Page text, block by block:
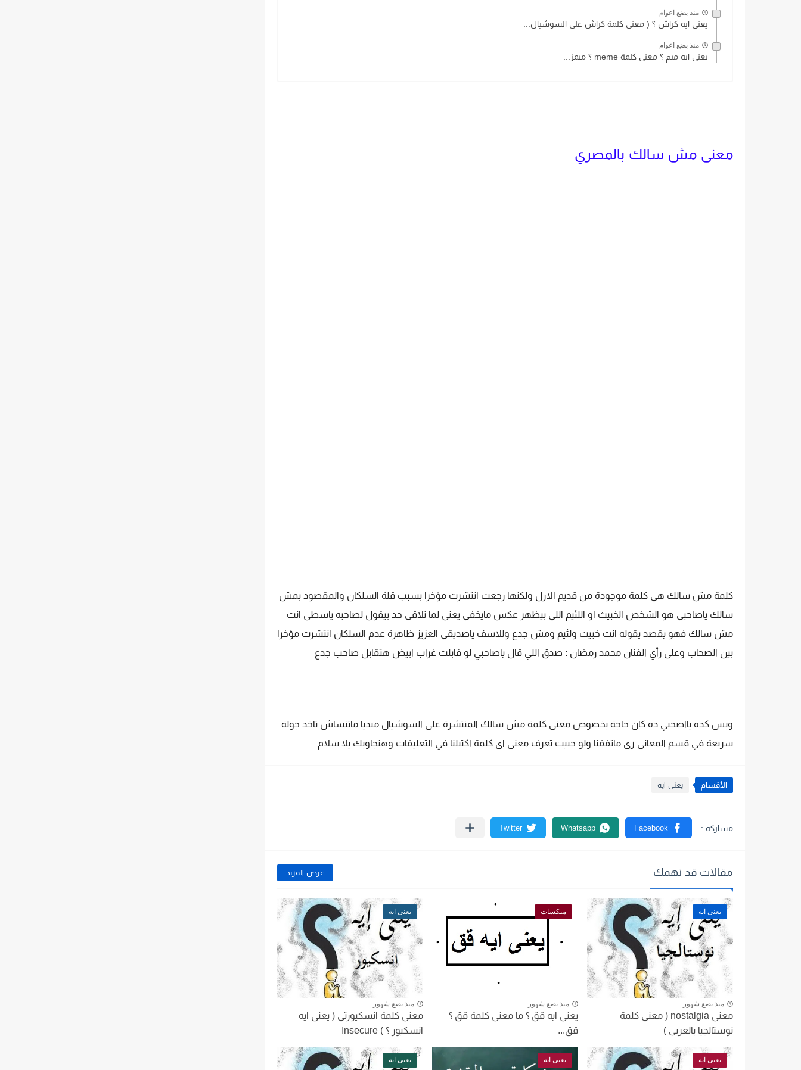
منذ بضع اعوام
يعنى ايه كراش ؟ ( معنى كلمة كراش على السوشيال...
منذ بضع اعوام
يعنى ايه ميم ؟ معنى كلمة meme ؟ ميمز...
معنى مش سالك بالمصري
كلمة مش سالك هي كلمة موجودة من قديم الازل ولكنها رجعت انتشرت مؤخرا بسبب قلة السلكان والمقصود بمش
سالك ياصاحبي هو الشخص الخبيث او اللئيم اللي بيظهر عكس مايخفي يعنى لما تلاقي حد بيقول لصاحبه ياسطى انت
مش سالك فهو يقصد يقوله انت خبيث ولئيم ومش جدع وللاسف ياصديقي العزيز ظاهرة عدم السلكان انتشرت مؤخرا
بين الصحاب وعلى رأي الفنان محمد رمضان : صدق اللي قال ياصاحبي لو قابلت غراب ابيض هتقابل صاحب جدع
وبس كده يااصحبي ده كان حاجة بخصوص معنى كلمة مش سالك المنتشرة على السوشيال ميديا ماتنساش تاخد جولة
سريعة في قسم المعانى زى ماتفقنا ولو حبيت تعرف معنى اى كلمة اكتبلنا في التعليقات وهنجاوبك يلا سلام
الأقسام يعنى ايه
مقالات قد تهمك عرض المزيد
يعنى ايه
منذ بضع شهور
معنى nostalgia ( معني كلمة
نوستالجيا بالعربي )
ميكسات
منذ بضع شهور
يعنى ايه قق ؟ ما معنى كلمة قق ؟
قق...
يعنى ايه
منذ بضع شهور
معنى كلمة انسكيورتي ( يعنى ايه
انسكيور ؟ ) Insecure
يعنى ايه يعنى ايه يعنى ايه